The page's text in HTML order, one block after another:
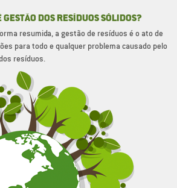
GESTÃO DOS RESÍDUOS SÓLIDOS?
resumida, a gestão de resíduos é o ato de
para todo e qualquer problema causado pelo
resíduos.